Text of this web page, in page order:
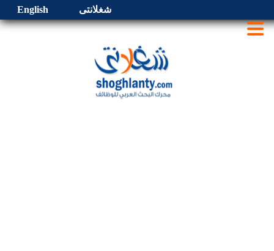
شغلانتى English